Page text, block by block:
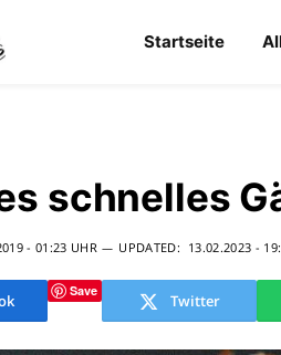
Startseite
schnelles
- 01:23 UHR UPDATED: 13.02.2023 -
Save Twitter